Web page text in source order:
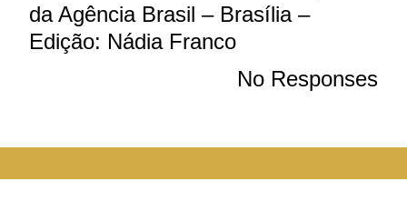
da Agência Brasil – Brasília –
Edição: Nádia Franco
No Responses